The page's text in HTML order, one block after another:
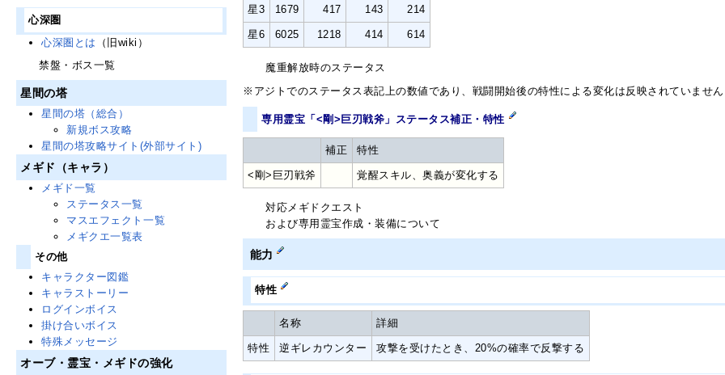
星3 1679 417 143 214
星6 6025 1218 414 614
魔重解放時のステータス
※アジトでのステータス表記上の数値であり、戦闘開始後の特性による変化は反映されていませ
専用霊宝「<剛>巨刃戦斧」ステータス補正・特性
補正 特性
<剛>巨刃戦斧 覚醒スキル、奥義が変化する
対応メギドクエスト
および専用霊宝作成・装備について
能力
特性
名称 詳細
特性 逆ギレカウンター 攻撃を受けたとき、20%の確率で反撃する
心深圏
心深圏とは
（旧wiki）
禁盤・ボス一覧
星間の塔
星間の塔（総合）
新規ボス攻略
星間の塔攻略サイト(外部サイト)
メギド（キャラ）
メギド一覧
ステータス一覧
マスエフェクト一覧
メギクエ一覧表
その他
キャラクター図鑑
キャラストーリー
ログインボイス
掛け合いボイス
特殊メッセージ
オーブ・霊宝・メギドの強化